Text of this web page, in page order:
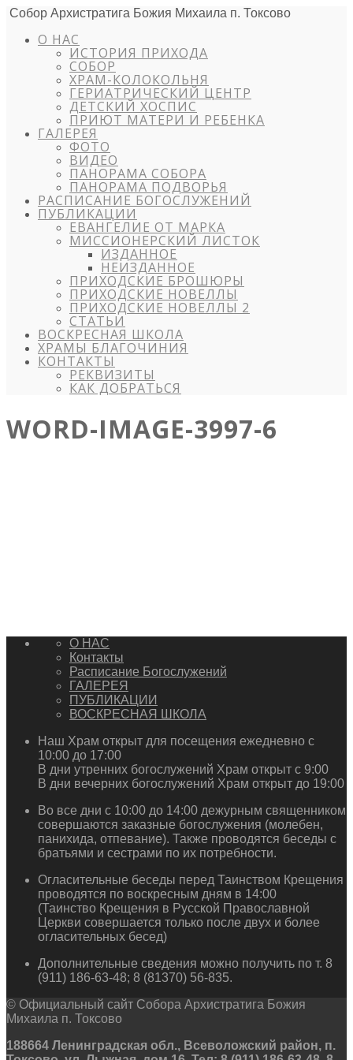
Собор Архистратига Божия Михаила п. Токсово
О НАС
ИСТОРИЯ ПРИХОДА
СОБОР
ХРАМ-КОЛОКОЛЬНЯ
ГЕРИАТРИЧЕСКИЙ ЦЕНТР
ДЕТСКИЙ ХОСПИС
ПРИЮТ МАТЕРИ И РЕБЕНКА
ГАЛЕРЕЯ
ФОТО
ВИДЕО
ПАНОРАМА СОБОРА
ПАНОРАМА ПОДВОРЬЯ
РАСПИСАНИЕ БОГОСЛУЖЕНИЙ
ПУБЛИКАЦИИ
ЕВАНГЕЛИЕ ОТ МАРКА
МИССИОНЕРСКИЙ ЛИСТОК
ИЗДАННОЕ
НЕИЗДАННОЕ
ПРИХОДСКИЕ БРОШЮРЫ
ПРИХОДСКИЕ НОВЕЛЛЫ
ПРИХОДСКИЕ НОВЕЛЛЫ 2
СТАТЬИ
ВОСКРЕСНАЯ ШКОЛА
ХРАМЫ БЛАГОЧИНИЯ
КОНТАКТЫ
РЕКВИЗИТЫ
КАК ДОБРАТЬСЯ
WORD-IMAGE-3997-6
О НАС
Контакты
Расписание Богослужений
ГАЛЕРЕЯ
ПУБЛИКАЦИИ
ВОСКРЕСНАЯ ШКОЛА
Наш Храм открыт для посещения ежедневно с
10:00 до 17:00
В дни утренних богослужений Храм открыт с 9:00
В дни вечерних богослужений Храм открыт до 19:00
Во все дни с 10:00 до 14:00 дежурным священником
совершаются заказные богослужения (молебен,
панихида, отпевание). Также проводятся беседы с
братьями и сестрами по их потребности.
Огласительные беседы перед Таинством Крещения
проводятся по воскресным дням в 14:00
(Таинство Крещения в Русской Православной
Церкви совершается только после двух и более
огласительных бесед)
Дополнительные сведения можно получить по т. 8
(911) 186-63-48; 8 (81370) 56-835.
© Официальный сайт Собора Архистратига Божия
Михаила п. Токсово
188664 Ленинградская обл., Всеволожский район, п.